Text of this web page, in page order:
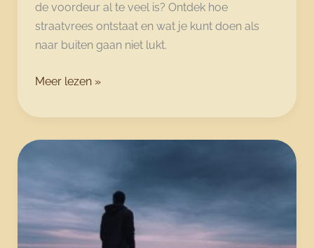
de voordeur al te veel is? Ontdek hoe
straatvrees ontstaat en wat je kunt doen als
naar buiten gaan niet lukt.
Straatvrees:
de
voordeur
grens
die
Meer lezen »